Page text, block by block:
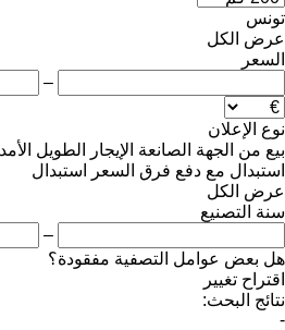
تونس
عرض الكل
السعر
–
نوع الإعلان
بيع من الجهة الصانعة الإيجار الطويل الأمد
استبدال مع دفع فرق السعر
استبدال
عرض الكل
سنة التصنيع
–
هل بعض عوامل التصفية مفقودة؟
اقتراح تغيير
نتائج البحث:
-